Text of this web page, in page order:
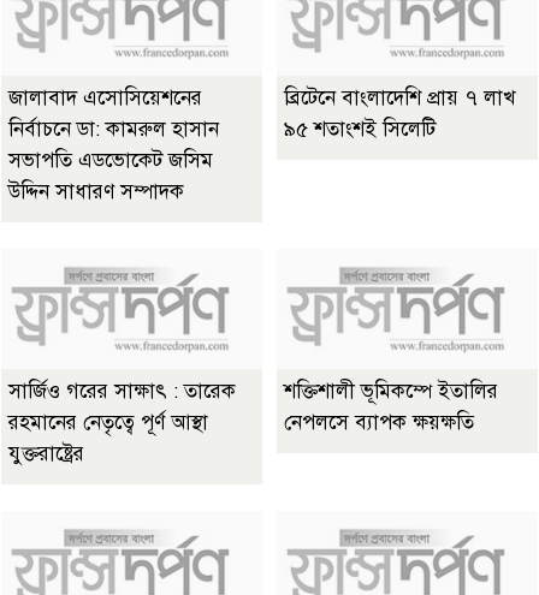
জালাবাদ এসোসিয়েশনের
নির্বাচনে ডা: কামরুল হাসান
সভাপতি এডভোকেট জসিম
উদ্দিন সাধারণ সম্পাদক
ব্রিটেনে বাংলাদেশি প্রায় ৭ লাখ
৯৫ শতাংশই সিলেটি
সার্জিও গরের সাক্ষাৎ : তারেক
রহমানের নেতৃত্বে পূর্ণ আস্থা
যুক্তরাষ্ট্রের
শক্তিশালী ভূমিকম্পে ইতালির
নেপলসে ব্যাপক ক্ষয়ক্ষতি